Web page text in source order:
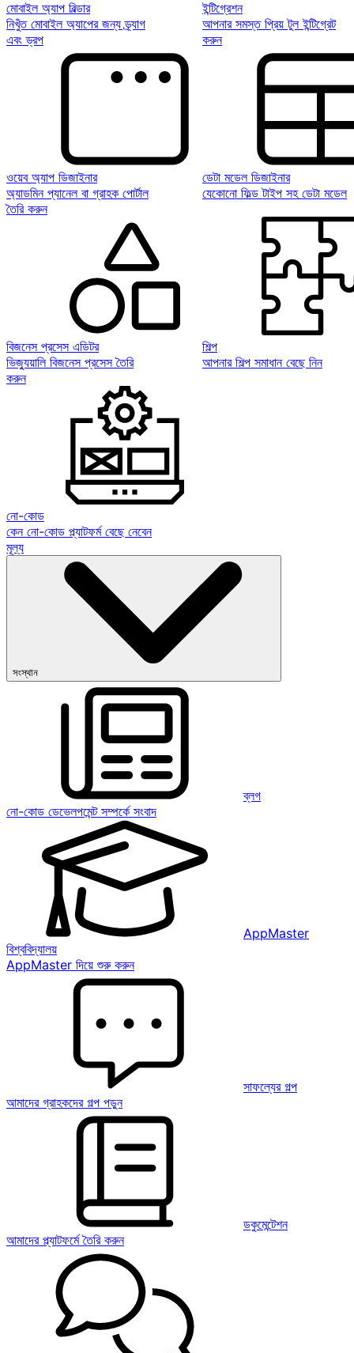
মোবাইল অ্যাপ বিল্ডার
নিখুঁত মোবাইল অ্যাপের জন্য ড্র্যাগ
এবং ড্রপ
ইন্টিগ্রেশন
আপনার সমস্ত প্রিয় টুল ইন্টিগ্রেট
করুন
ওয়েব অ্যাপ ডিজাইনার
অ্যাডমিন প্যানেল বা গ্রাহক পোর্টাল
তৈরি করুন
ডেটা মডেল ডিজাইনার
যেকোনো ফিল্ড টাইপ সহ ডেটা মডেল
বিজনেস প্রসেস এডিটর
ভিজ্যুয়ালি বিজনেস প্রসেস তৈরি
করুন
শিল্প
আপনার শিল্প সমাধান বেছে নিন
নো-কোড
কেন নো-কোড প্ল্যাটফর্ম বেছে নেবেন
মূল্য
সংস্থান
ব্লগ
নো-কোড ডেভেলপমেন্ট সম্পর্কে সংবাদ
AppMaster
বিশ্ববিদ্যালয়
AppMaster দিয়ে শুরু করুন
সাফল্যের গল্প
আমাদের গ্রাহকদের গল্প পড়ুন
ডকুমেন্টেশন
আমাদের প্ল্যাটফর্মে তৈরি করুন